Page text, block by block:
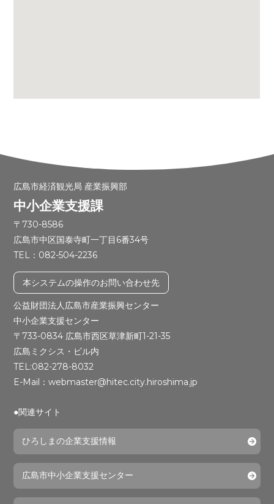
広島市経済観光局 産業振興部
中小企業支援課
〒730-8586
広島市中区国泰寺町一丁目6番34号
TEL：082-504-2236
本システムの操作のお問い合わせ先
公益財団法人広島市産業振興センター
中小企業支援センター
〒733-0834 広島市西区草津新町1-21-35
広島ミクシス・ビル内
TEL:082-278-8032
E-Mail：webmaster@hitec.city.hiroshima.jp
●関連サイト
ひろしまの企業支援情報
広島市中小企業支援センター